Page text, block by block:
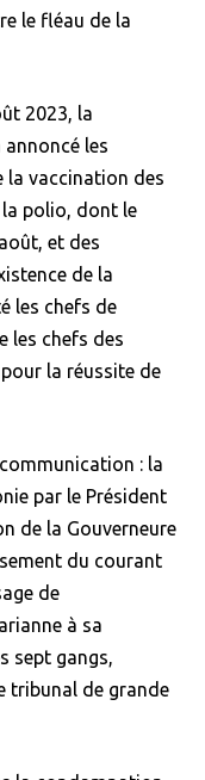
le fléau de la
2023, la
les
vaccination des
polio, dont le
et des
de la
les chefs de
les chefs des
la réussite de
: la
par le Président
de la Gouverneure
du courant
de
à sa
sept gangs,
tribunal de grande